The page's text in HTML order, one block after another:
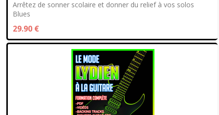
Arrêtez de sonner scolaire et donner du relief à vos solos
Blues
29.90 €